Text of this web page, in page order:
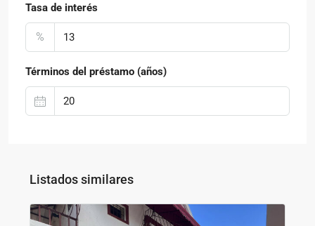
Tasa de interés
%
Términos del préstamo (años)
Listados similares